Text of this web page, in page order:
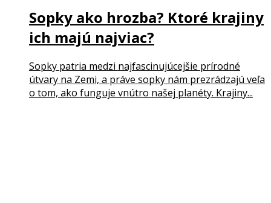
Sopky ako hrozba? Ktoré krajiny
ich majú najviac?
Sopky patria medzi najfascinujúcejšie prírodné
útvary na Zemi, a práve sopky nám prezrádzajú veľa
o tom, ako funguje vnútro našej planéty. Krajiny...